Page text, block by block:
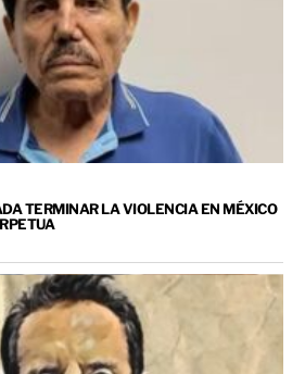
TERMINAR LA VIOLENCIA EN MÉXICO